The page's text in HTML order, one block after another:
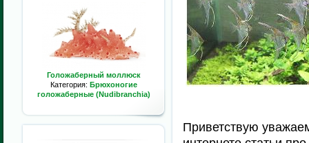
Голожаберный моллюск
Категория: Брюхоногие
голожаберные (Nudibranchia)
Приветствую